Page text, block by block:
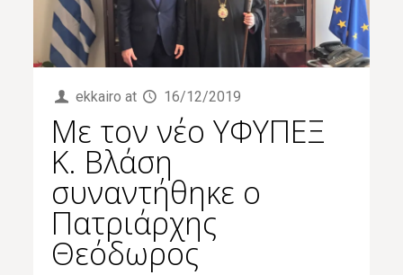
ekkairo at 16/12/2019
Mε τον νέο ΥΦΥΠΕΞ
Κ. Βλάση
συναντήθηκε ο
Πατριάρχης
Θεόδωρος